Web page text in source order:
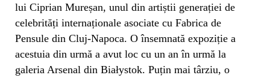
lui Ciprian Mureșan, unul din artiștii generației de
celebrități internaționale asociate cu Fabrica de
Pensule din Cluj-Napoca. O însemnată expoziție a
acestuia din urmă a avut loc cu un an în urmă la
galeria Arsenal din Białystok. Puțin mai târziu, o